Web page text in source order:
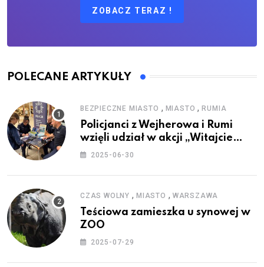
ZOBACZ TERAZ !
POLECANE ARTYKUŁY
BEZPIECZNE MIASTO , MIASTO ,RUMIA
Policjanci z Wejherowa i Rumi
wzięli udział w akcji „Witajcie
Wakacje”
2025-06-30
CZAS WOLNY , MIASTO , WARSZAWA
Teściowa zamieszka u synowej w
ZOO
2025-07-29